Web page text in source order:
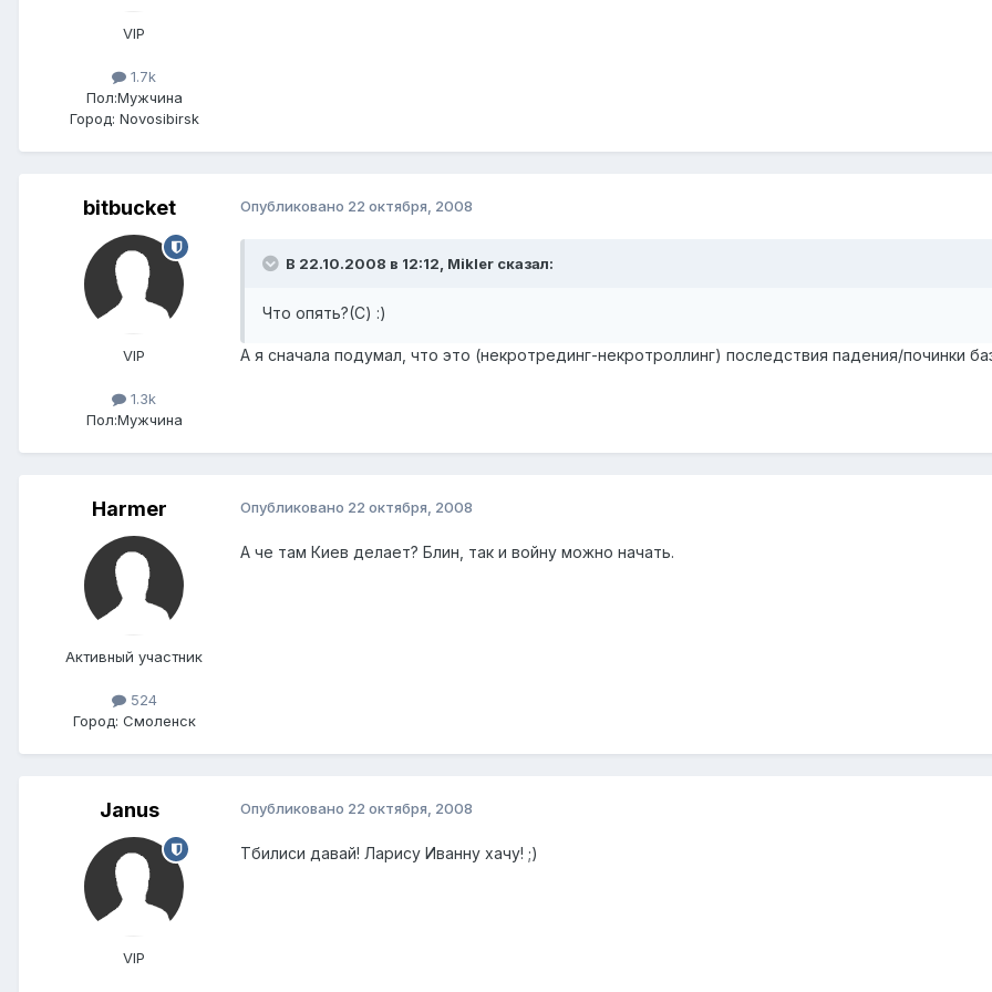
VIP
1.7k
Пол:Мужчина
Город: Novosibirsk
bitbucket
VIP
1.3k
Пол:Мужчина
Опубликовано 22 октября, 2008
В 22.10.2008 в 12:12, Mikler сказал:
Что опять?(С) :)
А я сначала подумал, что это (некротрединг-некротроллинг) последствия падения/починки
Harmer
Активный участник
524
Город: Смоленск
Опубликовано 22 октября, 2008
А че там Киев делает? Блин, так и войну можно начать.
Janus
VIP
Опубликовано 22 октября, 2008
Тбилиси давай! Ларису Иванну хачу! ;)